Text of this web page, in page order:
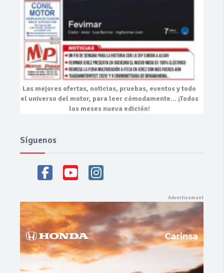
Las mejores ofertas, noticias, pruebas, eventosy todo
el universo del motor, para leer cómodamente… ¡Todos
los meses nueva edición!
Síguenos